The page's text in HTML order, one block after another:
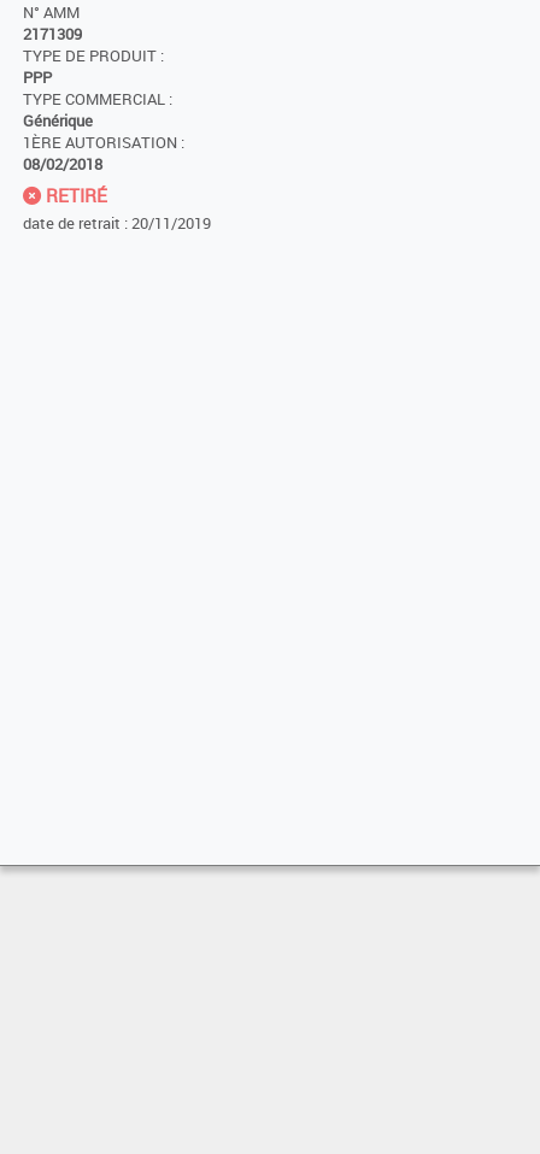
N° AMM
2171309
TYPE DE PRODUIT :
PPP
TYPE COMMERCIAL :
Générique
1ÈRE AUTORISATION :
08/02/2018
RETIRÉ
date de retrait : 20/11/2019